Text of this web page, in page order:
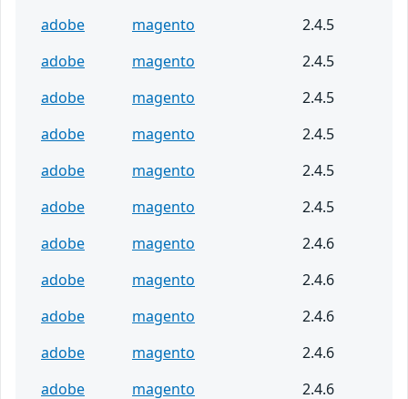
adobe
magento
2.4.5
adobe
magento
2.4.5
adobe
magento
2.4.5
adobe
magento
2.4.5
adobe
magento
2.4.5
adobe
magento
2.4.5
adobe
magento
2.4.6
adobe
magento
2.4.6
adobe
magento
2.4.6
adobe
magento
2.4.6
adobe
magento 2.4.6